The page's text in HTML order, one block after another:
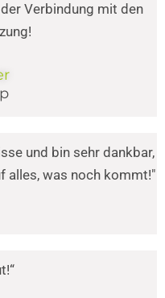
Verbindung mit den
und bin sehr dankbar,
alles, was noch kommt!"